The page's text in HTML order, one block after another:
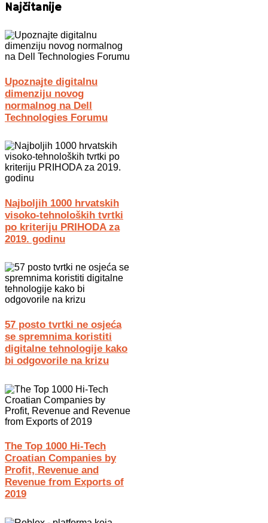
Najčitanije
Upoznajte digitalnu
dimenziju novog
normalnog na Dell
Technologies Forumu
Najboljih 1000 hrvatskih
visoko-tehnoloških tvrtki
po kriteriju PRIHODA za
2019. godinu
57 posto tvrtki ne osjeća
se spremnima koristiti
digitalne tehnologije kako
bi odgovorile na krizu
The Top 1000 Hi-Tech
Croatian Companies by
Profit, Revenue and
Revenue from Exports of
2019